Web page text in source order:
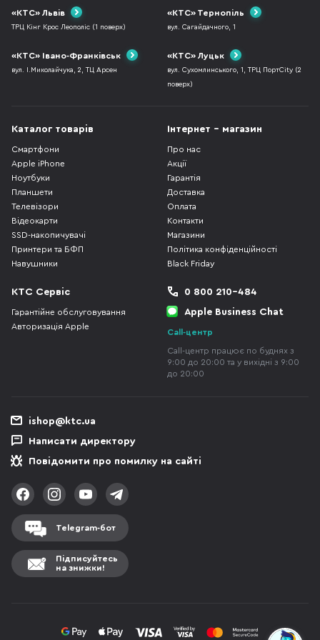
«КТС» Львів
ТРЦ Кінг Крос Леополіс (1 поверх)
«КТС» Тернопіль
вул. Сагайдачного, 1
«КТС» Івано-Франківськ
вул. І.Миколайчука, 2, ТЦ Арсен
«КТС» Луцьк
вул. Сухомлинського, 1, ТРЦ ПортCity (2
поверх)
Каталог товарів
Смартфони
Apple iPhone
Ноутбуки
Планшети
Телевізори
Відеокарти
SSD-накопичувачі
Принтери та БФП
Навушники
Інтернет - магазин
Про нас
Акції
Гарантія
Доставка
Оплата
Контакти
Магазини
Політика конфіденційності
Black Friday
КТС Сервіс
Гарантійне обслуговування
Авторизація Apple
0 800 210-484
Apple Business Chat
Call-центр
Call-центр працює по буднях з
9:00 до 20:00 та у вихідні з 9:00
до 20:00
ishop@ktc.ua
Написати директору
Повідомити про помилку на сайті
Telegram-бот
Підписуйтесь
на знижки!